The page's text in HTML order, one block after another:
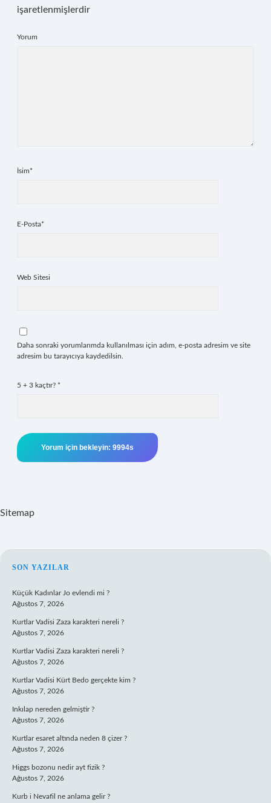
işaretlenmişlerdir
Yorum
İsim*
E-Posta*
Web Sitesi
Daha sonraki yorumlarımda kullanılması için adım, e-posta adresim ve site
adresim bu tarayıcıya kaydedilsin.
5 + 3 kaçtır? *
Sitemap
SIDEBAR
SON YAZILAR
Küçük Kadınlar Jo evlendi mi ?
Ağustos 7, 2026
Kurtlar Vadisi Zaza karakteri nereli ?
Ağustos 7, 2026
Kurtlar Vadisi Zaza karakteri nereli ?
Ağustos 7, 2026
Kurtlar Vadisi Kürt Bedo gerçekte kim ?
Ağustos 7, 2026
Inkılap nereden gelmiştir ?
Ağustos 7, 2026
Kurtlar esaret altında neden 8 çizer ?
Ağustos 7, 2026
Higgs bozonu nedir ayt fizik ?
Ağustos 7, 2026
Kurb i Nevafil ne anlama gelir ?